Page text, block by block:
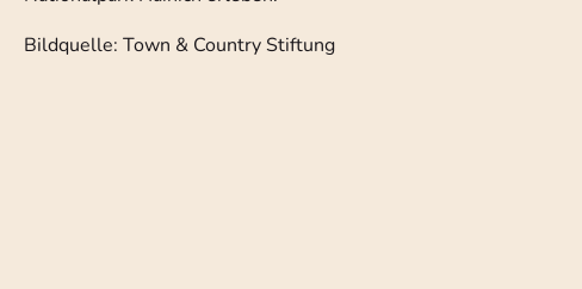
Bildquelle: Town & Country Stiftung